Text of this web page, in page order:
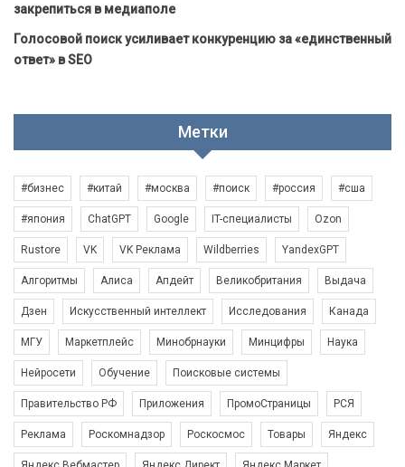
закрепиться в медиаполе
Голосовой поиск усиливает конкуренцию за «единственный
ответ» в SEO
Метки
#бизнес #китай #москва #поиск #россия #сша
#япония ChatGPT Google IT-специалисты Ozon
Rustore VK VK Реклама Wildberries YandexGPT
Алгоритмы Алиса Апдейт Великобритания Выдача
Дзен Искусственный интеллект Исследования Канада
МГУ Маркетплейс Минобрнауки Минцифры Наука
Нейросети Обучение Поисковые системы
Правительство РФ Приложения ПромоСтраницы РСЯ
Реклама Роскомнадзор Роскосмос Товары Яндекс